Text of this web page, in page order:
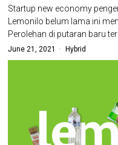
Startup new economy
Lemonilo belum lama ini
Perolehan di putaran baru
June 21, 2021 Hybrid